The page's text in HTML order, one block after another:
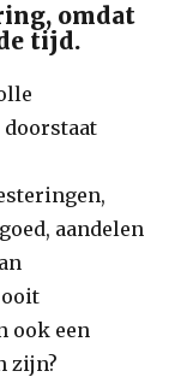
omdat
tijd.
aandelen
ooit
ook een
zijn?